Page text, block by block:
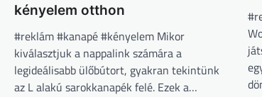
kényelem otthon
#reklám #kanapé #kényelem Mikor
kiválasztjuk a nappalink számára a
legideálisabb ülőbútort, gyakran tekintünk
az L alakú sarokkanapék felé. Ezek a…